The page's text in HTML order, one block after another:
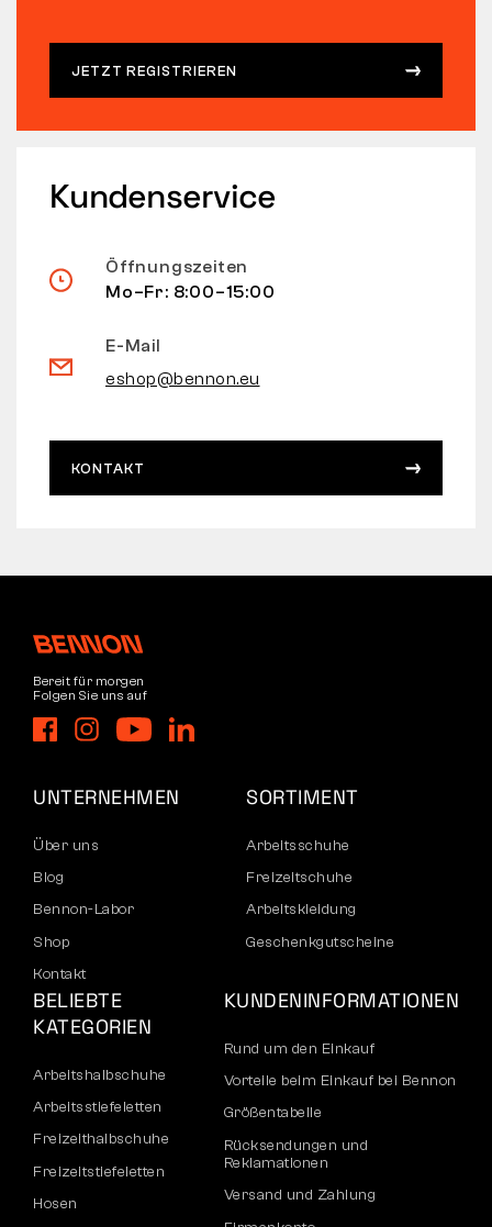
JETZT REGISTRIEREN
Kundenservice
Öffnungszeiten
Mo–Fr: 8:00–15:00
E-Mail
eshop@bennon.eu
KONTAKT
Bereit für morgen
Folgen Sie uns auf
UNTERNEHMEN
Über uns
Blog
Bennon-Labor
Shop
Kontakt
SORTIMENT
Arbeitsschuhe
Freizeitschuhe
Arbeitskleidung
Geschenkgutscheine
BELIEBTE
KATEGORIEN
Arbeitshalbschuhe
Arbeitsstiefeletten
Freizeithalbschuhe
Freizeitstiefeletten
Hosen
KUNDENINFORMATIONEN
Rund um den Einkauf
Vorteile beim Einkauf bei Bennon
Größentabelle
Rücksendungen und
Reklamationen
Versand und Zahlung